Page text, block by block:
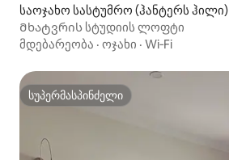
საოჯახო სასტუმრო (ჰანტერს ჰილი)
Მხატვრის სტუდიის ლოფტი
მდებარეობა · ოჯახი · Wi‑Fi
სუპერმასპინძელი
სუპერმასპინძელი